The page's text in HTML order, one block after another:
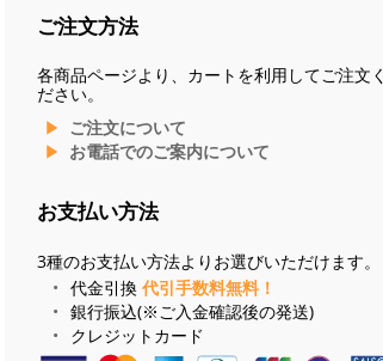
ご注文方法
各商品ページより、カートを利用してご注文く
ださい。
ご注文について
お電話でのご案内について
お支払い方法
3種のお支払い方法よりお選びいただけます。
代金引換 代引手数料無料！
銀行振込(※ご入金確認後の発送)
クレジットカード